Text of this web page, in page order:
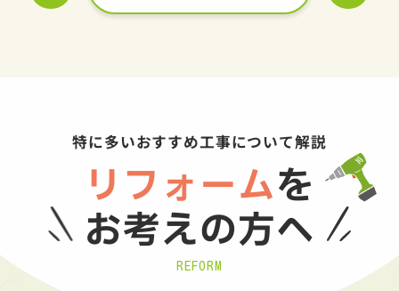
特に多いおすすめ工事について解説
リフォームを
お考えの方へ
REFORM